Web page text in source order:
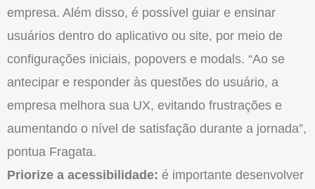
empresa. Além disso, é possível guiar e ensinar
usuários dentro do aplicativo ou site, por meio de
configurações iniciais, popovers e modals. “Ao se
antecipar e responder às questões do usuário, a
empresa melhora sua UX, evitando frustrações e
aumentando o nível de satisfação durante a jornada”,
pontua Fragata.
Priorize a acessibilidade: é importante desenvolver